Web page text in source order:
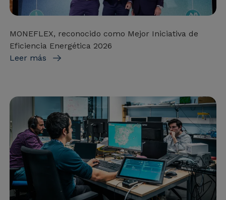
MONEFLEX, reconocido como Mejor Iniciativa de
Eficiencia Energética 2026
Leer más